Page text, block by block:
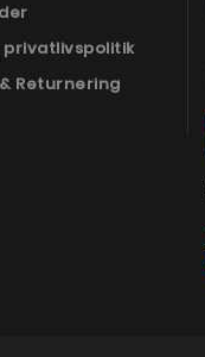
privatlivspolitik
Returnering